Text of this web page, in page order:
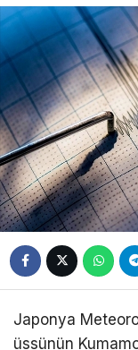
Japonya
üssünün